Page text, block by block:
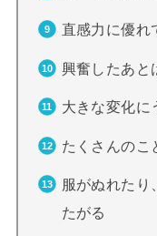
直感力に優れ
興奮したあと
大きな変化に
たくさんのこ
服がぬれたり
たがる